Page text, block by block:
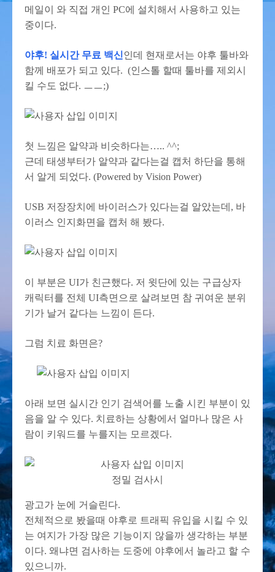
메일이 와 직접 개인 PC에 설치해서 사용하고 있는
중이다.
야후! 실시간 무료 백신 인데 현재로서는 야후 툴바와
함께 배포가 되고 있다. (인스톨 할때 툴바를 제외시
킬 수도 없다. ㅡㅡ;)
첫 느낌은 알약과 비슷하다는….. ^^;
근데 태생부터가 알약과 같다는걸 캡처 하단을 통해
서 알게 되었다. (Powered by Vision Power)
USB 저장장치에 바이러스가 있다는걸 알았는데, 바
이러스 인지화면을 캡처 해 봤다.
이 부분은 UI가 친근했다. 저 윗단에 있는 구급상자
캐릭터를 전체 UI측면으로 살려보면 참 귀여운 분위
기가 날거 같다는 느낌이 든다.
그럼 치료 화면은?
아래 보면 실시간 인기 검색어를 노출 시킨 부분이 있
음을 알 수 있다. 치료하는 상황에서 얼마나 많은 사
람이 키워드를 누를지는 모르겠다.
정밀 검사시
광고가 눈에 거슬린다.
전체적으로 봤을때 야후로 트래픽 유입을 시킬 수 있
는 여지가 가장 많은 기능이지 않을까 생각하는 부분
이다. 왜냐면 검사하는 도중에 야후에서 놀라고 할 수
있으니까.